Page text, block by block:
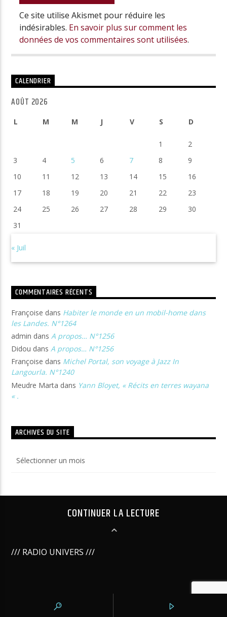
Ce site utilise Akismet pour réduire les
indésirables. En savoir plus sur comment les
données de vos commentaires sont utilisées.
CALENDRIER
AOÛT 2026
L M M J V S D
1
2
3
4 5 6 7 8
9
10
11 12 13 14 15
16
17
18 19 20 21 22
23
24
25 26 27 28 29
30
31
« Juil
COMMENTAIRES RÉCENTS
Françoise dans Habiter le monde en un mobil-home dans
les Landes. N°1264
admin dansA propos… N°1256
Didou dansA propos… N°1256
Françoise dans Michel Portal, son voyage à Jazz In
Langourla. N°1240
Meudre Marta dans Yann Bloyet, « Récits en terres wayana
« .
ARCHIVES DU SITE
du
CONTINUER LA LECTURE
/// RADIO UNIVERS ///